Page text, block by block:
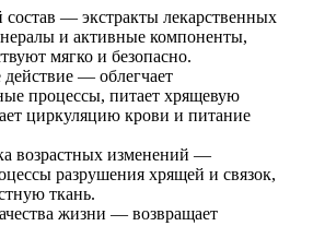
— экстракты лекарственных
и активные компоненты,
мягко и безопасно.
— облегчает
процессы, питает хрящевую
циркуляцию крови и питание
возрастных изменений —
разрушения хрящей и связок,
ткань.
жизни — возвращает